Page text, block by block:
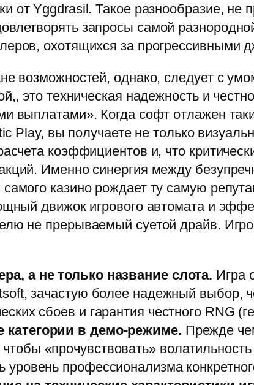
от Yggdrasil. Такое разнообразие, не
запросы самой
охотящихся за прогрессивными
возможностей, однако, следует с
это техническая надежность и
выплатами». Когда софт отлажен
Play, вы получаете не только
коэффициентов и, что
Именно синергия между
казино рождает ту самую
движок игрового автомата и
не прерываемый суетой драйв.
а не только название слота. Игра
зачастую более надежный выбор,
сбоев и гарантия честного RNG
категории в демо-режиме. Прежде
«прочувствовать»
уровень профессионализма